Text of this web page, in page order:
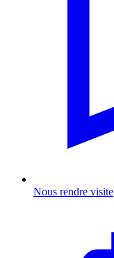
Nous rendre visite